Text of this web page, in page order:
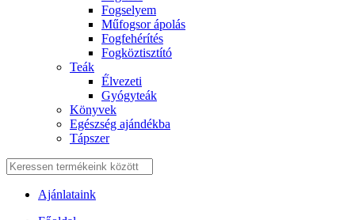
Fogselyem
Műfogsor ápolás
Fogfehérítés
Fogköztisztító
Teák
É́lvezeti
Gyógyteák
Könyvek
Egészség ajándékba
Tápszer
Ajánlataink